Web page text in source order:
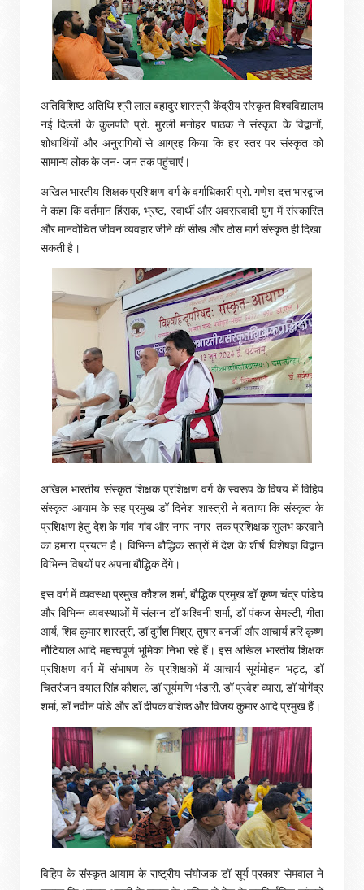
अतिविशिष्ट अतिथि श्री लाल बहादुर शास्त्री केंद्रीय संस्कृत विश्वविद्यालय
नई दिल्ली के कुलपति प्रो. मुरली मनोहर पाठक ने संस्कृत के विद्वानों,
शोधार्थियों और अनुरागियों से आग्रह किया कि हर स्तर पर संस्कृत को
सामान्य लोक के जन- जन तक पहुंचाएं।
अखिल भारतीय शिक्षक प्रशिक्षण वर्ग के वर्गाधिकारी प्रो. गणेश दत्त भारद्वाज
ने कहा कि वर्तमान हिंसक, भ्रष्ट, स्वार्थी और अवसरवादी युग में संस्कारित
और मानवोचित जीवन व्यवहार जीने की सीख और ठोस मार्ग संस्कृत ही दिखा
सकती है।
अखिल भारतीय संस्कृत शिक्षक प्रशिक्षण वर्ग के स्वरूप के विषय में विहिप
संस्कृत आयाम के सह प्रमुख डॉ दिनेश शास्त्री ने बताया कि संस्कृत के
प्रशिक्षण हेतु देश के गांव-गांव और नगर-नगर तक प्रशिक्षक सुलभ करवाने
का हमारा प्रयत्न है। विभिन्न बौद्धिक सत्रों में देश के शीर्ष विशेषज्ञ विद्वान
विभिन्न विषयों पर अपना बौद्धिक देंगे।
इस वर्ग में व्यवस्था प्रमुख कौशल शर्मा, बौद्धिक प्रमुख डॉ कृष्ण चंद्र पांडेय
और विभिन्न व्यवस्थाओं में संलग्न डॉ अश्विनी शर्मा, डॉ पंकज सेमल्टी, गीता
आर्य, शिव कुमार शास्त्री, डॉ दुर्गेश मिश्र, तुषार बनर्जी और आचार्य हरि कृष्ण
नौटियाल आदि महत्त्वपूर्ण भूमिका निभा रहे हैं। इस अखिल भारतीय शिक्षक
प्रशिक्षण वर्ग में संभाषण के प्रशिक्षकों में आचार्य सूर्यमोहन भट्ट, डॉ
चितरंजन दयाल सिंह कौशल, डॉ सूर्यमणि भंडारी, डॉ प्रवेश व्यास, डॉ योगेंद्र
शर्मा, डॉ नवीन पांडे और डॉ दीपक वशिष्ठ और विजय कुमार आदि प्रमुख हैं।
विहिप के संस्कृत आयाम के राष्ट्रीय संयोजक डॉ सूर्य प्रकाश सेमवाल ने